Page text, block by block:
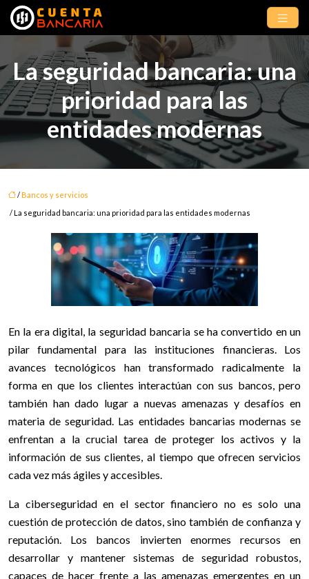
La seguridad bancaria: una
prioridad para las
entidades modernas
/Bancos y servicios
/ La seguridad bancaria: una prioridad para las entidades modernas
En la era digital, la seguridad bancaria se ha convertido en un
pilar fundamental para las instituciones financieras. Los
avances tecnológicos han transformado radicalmente la
forma en que los clientes interactúan con sus bancos, pero
también han dado lugar a nuevas amenazas y desafíos en
materia de seguridad. Las entidades bancarias modernas se
enfrentan a la crucial tarea de proteger los activos y la
información de sus clientes, al tiempo que ofrecen servicios
cada vez más ágiles y accesibles.
La ciberseguridad en el sector financiero no es solo una
cuestión de protección de datos, sino también de confianza y
reputación. Los bancos invierten enormes recursos en
desarrollar y mantener sistemas de seguridad robustos,
capaces de hacer frente a las amenazas emergentes en un